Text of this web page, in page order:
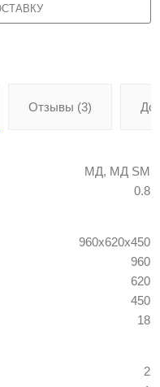
Отзывы (3)
МД, МД SM
0.8
960х620х450
960
620
450
18
2